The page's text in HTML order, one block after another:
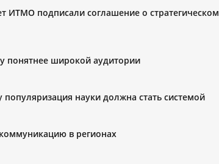
ИТМО подписали соглашение о стратегическом
понятнее широкой аудитории
науки должна стать системой
в регионах